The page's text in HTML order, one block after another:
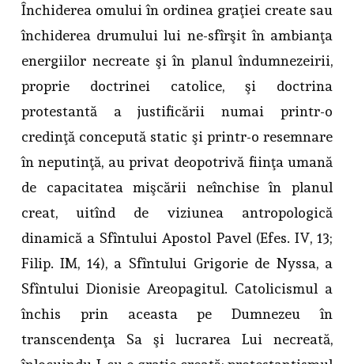
Închiderea omului în ordinea graţiei create sau
închiderea drumului lui ne-sfîrşit în ambianţa
energiilor necreate şi în planul îndumnezeirii,
proprie doctrinei catolice, şi doctrina
protestantă a justificării numai printr-o
credinţă concepută static şi printr-o resemnare
în neputinţă, au privat deopotrivă fiinţa umană
de capacitatea mişcării neînchise în planul
creat, uitînd de viziunea antropologică
dinamică a Sfîntului Apostol Pavel (Efes. IV, 13;
Filip. IM, 14), a Sfîntului Grigorie de Nyssa, a
Sfîntului Dionisie Areopagitul. Catolicismul a
închis prin aceasta pe Dumnezeu în
transcendenţa Sa şi lucrarea Lui necreată,